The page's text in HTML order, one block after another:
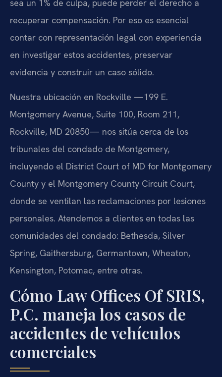
sea un 1% de culpa, puede perder el derecho a
recuperar compensación. Por eso es esencial
contar con representación legal con experiencia
en investigar estos accidentes, preservar
evidencia y construir un caso sólido.
Nuestra ubicación en Rockville —199 E.
Montgomery Avenue, Suite 100, Room 211,
Rockville, MD 20850— nos sitúa cerca de los
tribunales del condado de Montgomery,
incluyendo el District Court of MD for Montgomery
County y el Montgomery County Circuit Court,
donde se ventilan las reclamaciones por lesiones
personales. Atendemos a clientes en todas las
comunidades del condado: Bethesda, Silver
Spring, Gaithersburg, Germantown, Wheaton,
Kensington, Potomac, entre otras.
Cómo Law Offices Of SRIS,
P.C. maneja los casos de
accidentes de vehículos
comerciales